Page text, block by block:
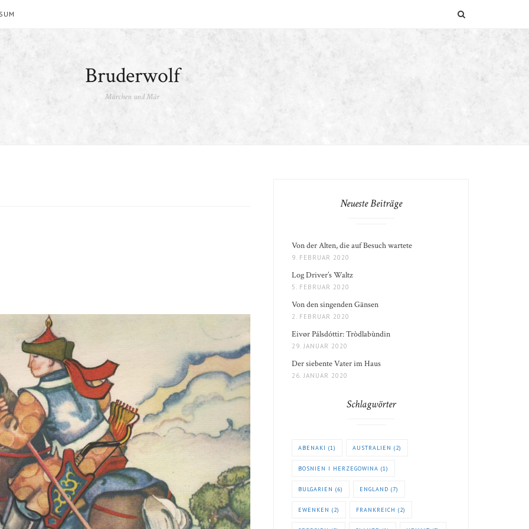
Bruderwolf
Märchen und Mär
Neueste Beiträge
Von der Alten, die auf Besuch wartete
9. FEBRUAR 2020
Log Driver’s Waltz
5. FEBRUAR 2020
Von den singenden Gänsen
2. FEBRUAR 2020
Eivør Pálsdóttir: Tròdlabùndin
29. JANUAR 2020
Der siebente Vater im Haus
26. JANUAR 2020
Schlagwörter
ABENAKI (1) AUSTRALIEN (2)
BOSNIEN I HERZEGOWINA (1)
BULGARIEN (6) ENGLAND (7)
EWENKEN (2) FRANKREICH (2)